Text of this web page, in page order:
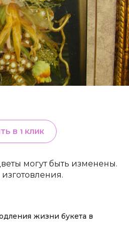
В 1 КЛИК
могут быть изменены.
жизни букета в